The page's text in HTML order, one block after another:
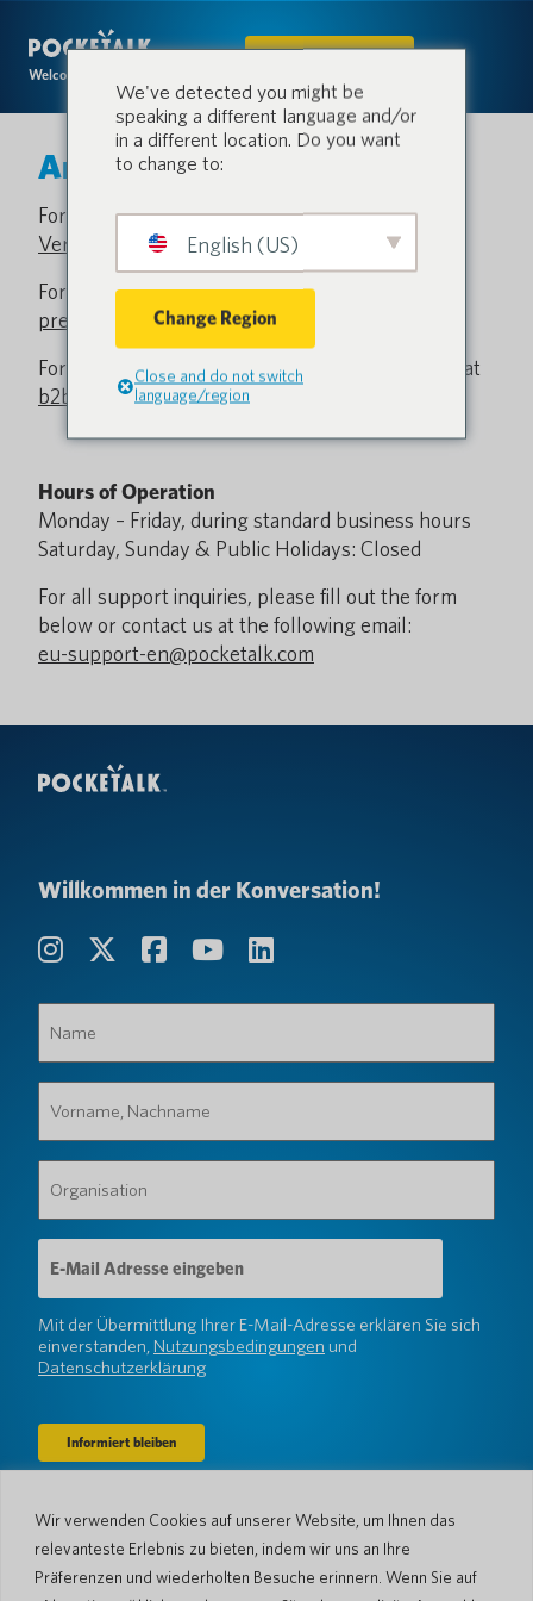
Wir verwenden Cookies auf unserer Website, um Ihnen das
relevanteste Erlebnis zu bieten, indem wir uns an Ihre
Präferenzen und wiederholten Besuche erinnern. Wenn Sie auf
Welcome to the conversation.
IN DEN SHOP
Anfrage
For all business sale inquiries, please visit our
Verkaufsanfrage page.
For all media inquiries, please contact us at
press@pocketalk.com
For all business sale inquiries, please contact us at
b2b-europe@pocketalk.com
Hours of Operation
Monday – Friday, during standard business hours
Saturday, Sunday & Public Holidays: Closed
For all support inquiries, please fill out the form
below or contact us at the following email:
eu-support-en@pocketalk.com
Willkommen in der Konversation!
(erforderlich)
Nachname
(erforderlich)
(erforderlich)
E-
Mail-
Adresse
(erforderlich)
Mit der Übermittlung Ihrer E-Mail-Adresse erklären Sie sich
einverstanden, Nutzungsbedingungen und
Datenschutzerklärung
Unternehmen
Über uns
Nachrichtenraum
We've detected you might be
speaking a different language and/or
in a different location. Do you want
to change to:
English (US)
Change Region
Close and do not switch
language/region